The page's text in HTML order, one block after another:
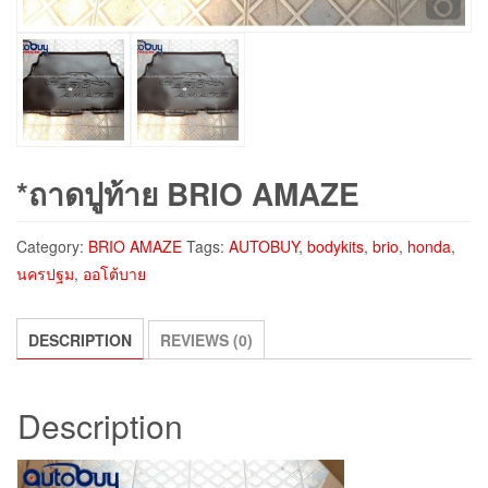
*ถาดปูท้าย BRIO AMAZE
Category: BRIO AMAZE Tags: AUTOBUY, bodykits, brio, honda,
นครปฐม, ออโต้บาย
DESCRIPTION REVIEWS (0)
Description